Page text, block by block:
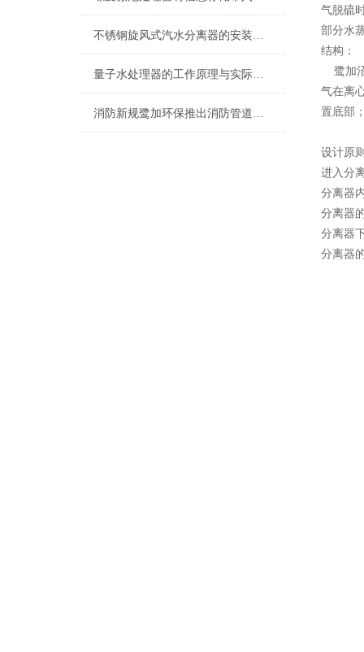
不锈钢旋风式汽水分离器的安装说明
量子水处理器的工作原理与实际应用
消防新规鹭加环保推出消防管道产品系列
气脱硫
部分水
结构：
鹭加沼
气在离
置底部
设计原
进入分
分离器
分离器
分离器
分离器